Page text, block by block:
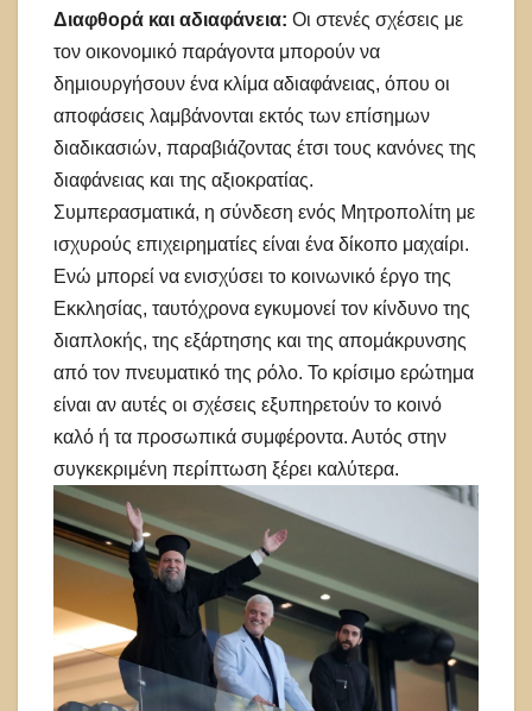
Διαφθορά και αδιαφάνεια: Οι στενές σχέσεις με
τον οικονομικό παράγοντα μπορούν να
δημιουργήσουν ένα κλίμα αδιαφάνειας, όπου οι
αποφάσεις λαμβάνονται εκτός των επίσημων
διαδικασιών, παραβιάζοντας έτσι τους κανόνες της
διαφάνειας και της αξιοκρατίας.
Συμπερασματικά, η σύνδεση ενός Μητροπολίτη με
ισχυρούς επιχειρηματίες είναι ένα δίκοπο μαχαίρι.
Ενώ μπορεί να ενισχύσει το κοινωνικό έργο της
Εκκλησίας, ταυτόχρονα εγκυμονεί τον κίνδυνο της
διαπλοκής, της εξάρτησης και της απομάκρυνσης
από τον πνευματικό της ρόλο. Το κρίσιμο ερώτημα
είναι αν αυτές οι σχέσεις εξυπηρετούν το κοινό
καλό ή τα προσωπικά συμφέροντα. Αυτός στην
συγκεκριμένη περίπτωση ξέρει καλύτερα.